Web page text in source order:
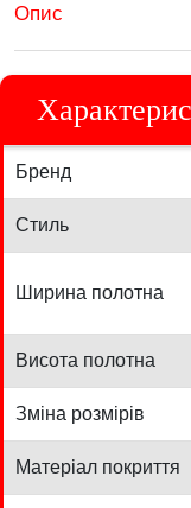
Опис
Бренд
Стиль
Ширина полотна
Висота полотна
Зміна розмірів
Матеріал покриття